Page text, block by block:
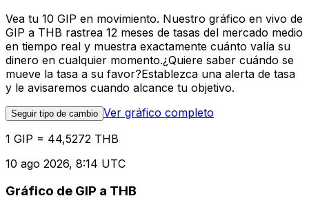
Vea tu 10 GIP en movimiento. Nuestro gráfico en vivo de
GIP a THB rastrea 12 meses de tasas del mercado medio
en tiempo real y muestra exactamente cuánto valía su
dinero en cualquier momento.¿Quiere saber cuándo se
mueve la tasa a su favor?Establezca una alerta de tasa
y le avisaremos cuando alcance tu objetivo.
Seguir tipo de cambio Ver gráfico completo
1 GIP = 44,5272 THB
10 ago 2026, 8:14 UTC
Gráfico de GIP a THB